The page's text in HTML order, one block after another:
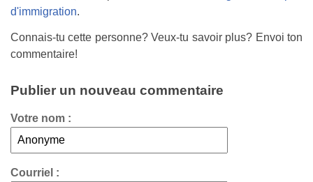
d'immigration.
Connais-tu cette personne? Veux-tu savoir plus? Envoi ton
commentaire!
Publier un nouveau commentaire
Votre nom :
Courriel :